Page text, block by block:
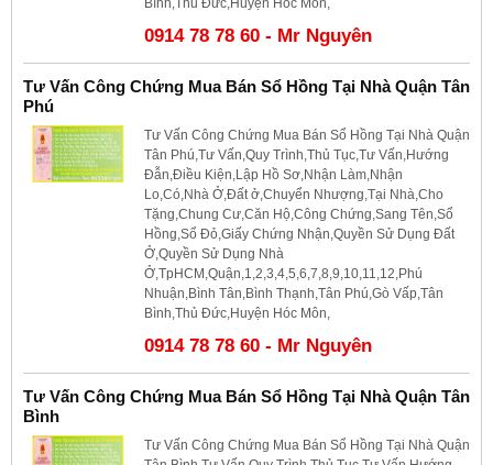
0914 78 78 60 - Mr Nguyên
Tư Vấn Công Chứng Mua Bán Sổ Hồng Tại Nhà Quận Tân
Phú
Tư Vấn Công Chứng Mua Bán Sổ Hồng Tại Nhà Quận
Tân Phú,Tư Vấn,Quy Trình,Thủ Tục,Tư Vấn,Hướng
Đẫn,Điều Kiện,Lập Hồ Sơ,Nhận Làm,Nhận
Lo,Có,Nhà Ở,Đất ở,Chuyển Nhượng,Tại Nhà,Cho
Tặng,Chung Cư,Căn Hộ,Công Chứng,Sang Tên,Sổ
Hồng,Sổ Đỏ,Giấy Chứng Nhận,Quyền Sử Dụng Đất
Ở,Quyền Sử Dụng Nhà
Ở,TpHCM,Quận,1,2,3,4,5,6,7,8,9,10,11,12,Phú
Nhuận,Bình Tân,Bình Thạnh,Tân Phú,Gò Vấp,Tân
Bình,Thủ Đức,Huyện Hóc Môn,
0914 78 78 60 - Mr Nguyên
Tư Vấn Công Chứng Mua Bán Sổ Hồng Tại Nhà Quận Tân
Bình
Tư Vấn Công Chứng Mua Bán Sổ Hồng Tại Nhà Quận